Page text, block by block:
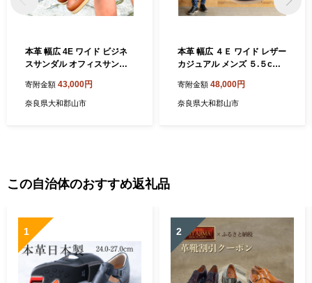
本革 幅広 4E ワイド ビジネ
スサンダル オフィスサンダ
トサンダル No.567 チョコ 雑
貨 日用品 BN003
寄附金額 43,000円
奈良県大和郡山市
本革 幅広 ４Ｅ ワイド レザー
カジュアル メンズ ５.５cm
カー No.516 ブラック 雑貨
日用品 BN003
寄附金額 48,000円
奈良県大和郡山市
この自治体のおすすめ返礼品
1 2